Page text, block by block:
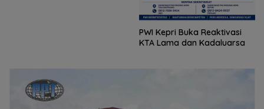
PWI Kepri Buka Reaktivasi
KTA Lama dan Kadaluarsa